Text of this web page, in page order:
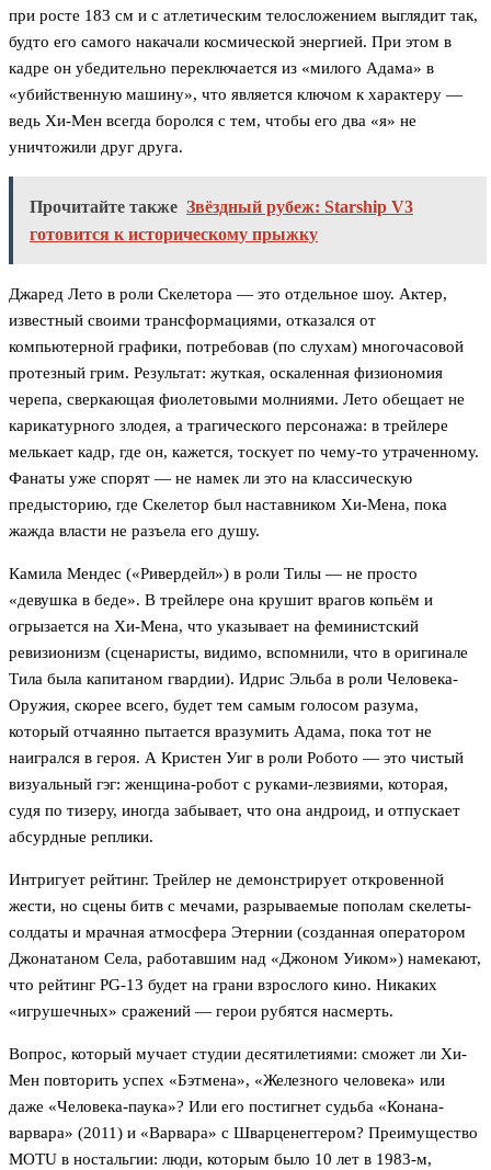
при росте 183 см и с атлетическим телосложением выглядит так,
будто его самого накачали космической энергией. При этом в
кадре он убедительно переключается из «милого Адама» в
«убийственную машину», что является ключом к характеру —
ведь Хи-Мен всегда боролся с тем, чтобы его два «я» не
уничтожили друг друга.
Прочитайте также Звёздный рубеж: Starship V3
готовится к историческому прыжку
Джаред Лето в роли Скелетора — это отдельное шоу. Актер,
известный своими трансформациями, отказался от
компьютерной графики, потребовав (по слухам) многочасовой
протезный грим. Результат: жуткая, оскаленная физиономия
черепа, сверкающая фиолетовыми молниями. Лето обещает не
карикатурного злодея, а трагического персонажа: в трейлере
мелькает кадр, где он, кажется, тоскует по чему-то утраченному.
Фанаты уже спорят — не намек ли это на классическую
предысторию, где Скелетор был наставником Хи-Мена, пока
жажда власти не разъела его душу.
Камила Мендес («Ривердейл») в роли Тилы — не просто
«девушка в беде». В трейлере она крушит врагов копьём и
огрызается на Хи-Мена, что указывает на феминистский
ревизионизм (сценаристы, видимо, вспомнили, что в оригинале
Тила была капитаном гвардии). Идрис Эльба в роли Человека-
Оружия, скорее всего, будет тем самым голосом разума,
который отчаянно пытается вразумить Адама, пока тот не
наигрался в героя. А Кристен Уиг в роли Робото — это чистый
визуальный гэг: женщина-робот с руками-лезвиями, которая,
судя по тизеру, иногда забывает, что она андроид, и отпускает
абсурдные реплики.
Интригует рейтинг. Трейлер не демонстрирует откровенной
жести, но сцены битв с мечами, разрываемые пополам скелеты-
солдаты и мрачная атмосфера Этернии (созданная оператором
Джонатаном Села, работавшим над «Джоном Уиком») намекают,
что рейтинг PG-13 будет на грани взрослого кино. Никаких
«игрушечных» сражений — герои рубятся насмерть.
Вопрос, который мучает студии десятилетиями: сможет ли Хи-
Мен повторить успех «Бэтмена», «Железного человека» или
даже «Человека-паука»? Или его постигнет судьба «Конана-
варвара» (2011) и «Варвара» с Шварценеггером? Преимущество
MOTU в ностальгии: люди, которым было 10 лет в 1983-м,